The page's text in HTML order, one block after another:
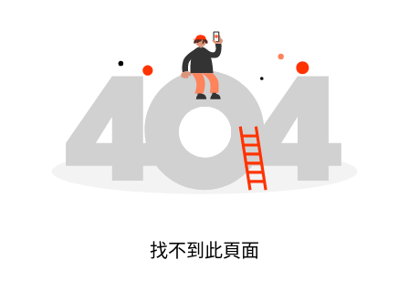
找不到此頁面